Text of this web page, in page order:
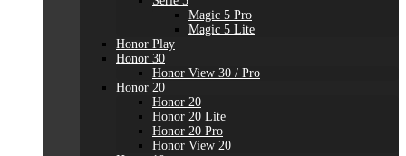
Magic 5 Pro
Magic 5 Lite
Honor Play
Honor 30
Honor View 30 / Pro
Honor 20
Honor 20
Honor 20 Lite
Honor 20 Pro
Honor View 20